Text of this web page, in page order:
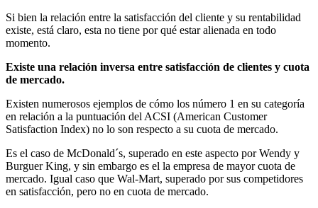
Si bien la relación entre la satisfacción del cliente y su rentabilidad
existe, está claro, esta no tiene por qué estar alienada en todo
momento.
Existe una relación inversa entre satisfacción de clientes y cuota
de mercado.
Existen numerosos ejemplos de cómo los número 1 en su categoría
en relación a la puntuación del ACSI (American Customer
Satisfaction Index) no lo son respecto a su cuota de mercado.
Es el caso de McDonald´s, superado en este aspecto por Wendy y
Burguer King, y sin embargo es el la empresa de mayor cuota de
mercado. Igual caso que Wal-Mart, superado por sus competidores
en satisfacción, pero no en cuota de mercado.